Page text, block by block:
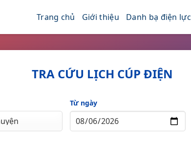
Trang chủ Giới thiệu Danh bạ điện lực
TRA CỨU LỊCH CÚP ĐIỆN
Từ ngày